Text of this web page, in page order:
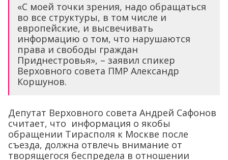
«С моей точки зрения, надо обращаться
во все структуры, в том числе и
европейские, и высвечивать
информацию о том, что нарушаются
права и свободы граждан
Приднестровья», – заявил спикер
Верховного совета ПМР Александр
Коршунов.
Депутат Верховного совета Андрей Сафонов
считает, что информация о якобы
обращении Тирасполя к Москве после
съезда, должна отвлечь внимание от
творящегося беспредела в отношении